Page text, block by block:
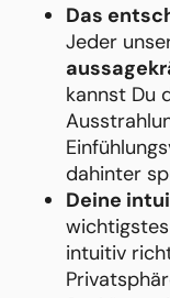
Das
Jeder
kannst Du
dahinter
Deine
intuitiv